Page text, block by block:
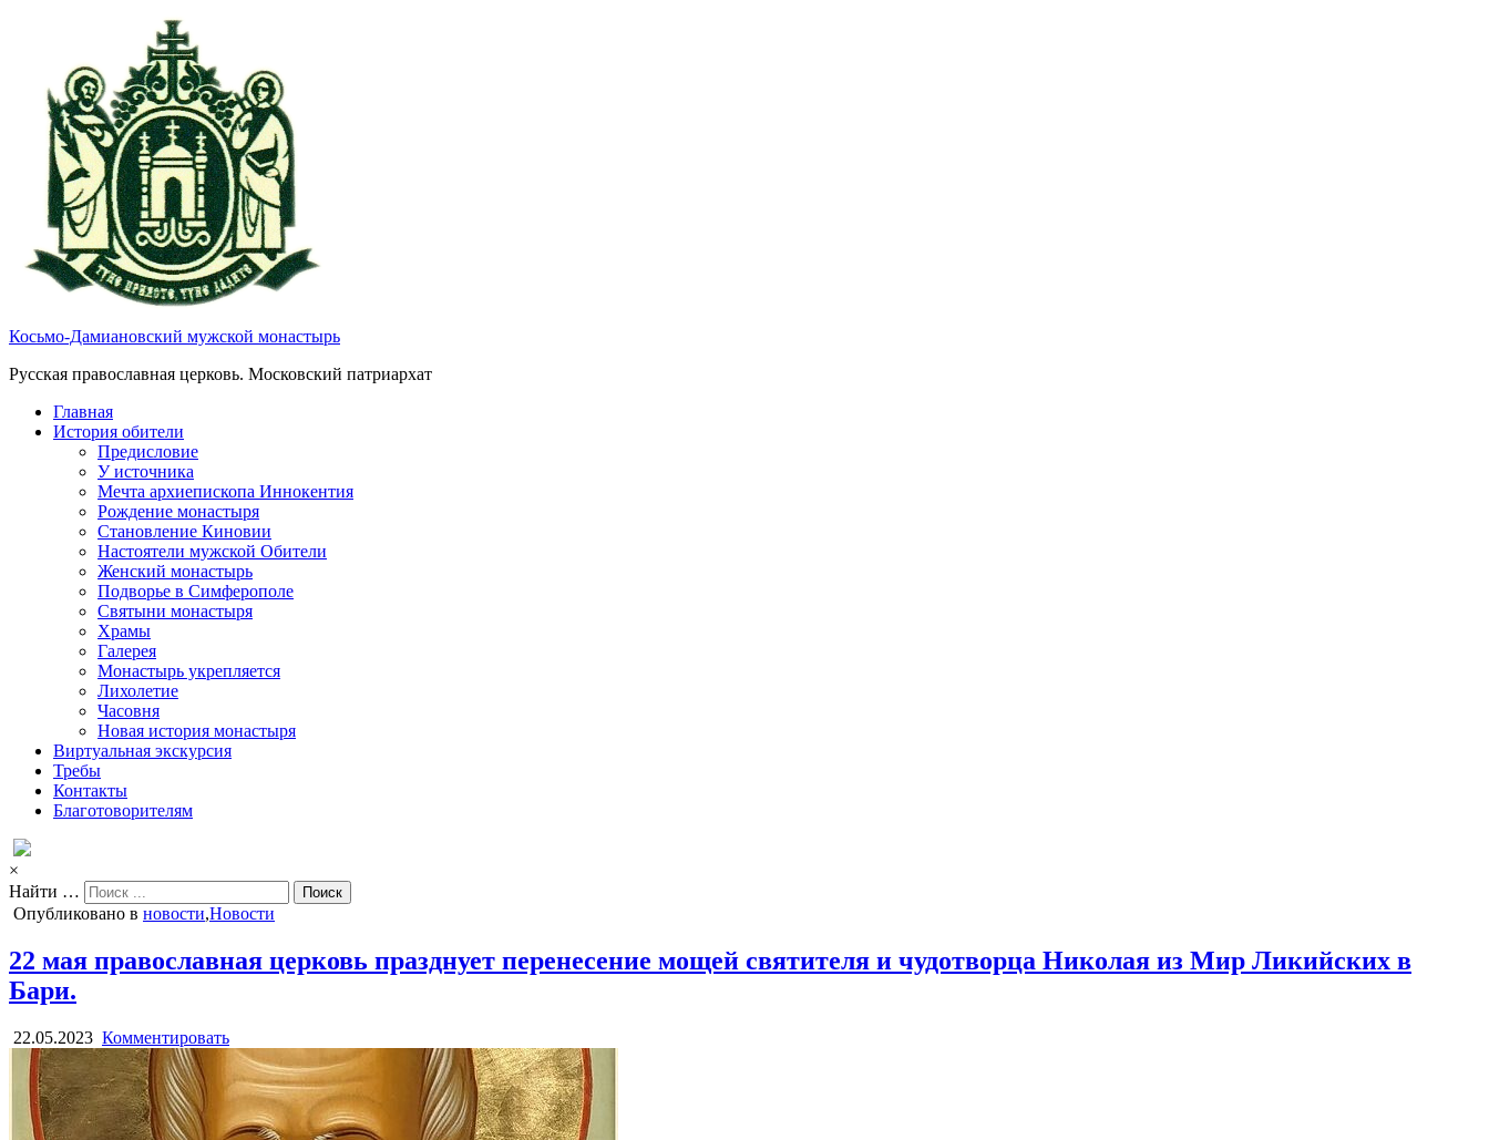
Косьмо-Дамиановский мужской монастырь
Русская православная церковь. Московский патриархат
Главная
История обители
Предисловие
У источника
Мечта архиепископа Иннокентия
Рождение монастыря
Становление Киновии
Настоятели мужской Обители
Женский монастырь
Подворье в Симферополе
Святыни монастыря
Храмы
Галерея
Монастырь укрепляется
Лихолетие
Часовня
Новая история монастыря
Виртуальная экскурсия
Требы
Контакты
Благотоворителям
×
Найти …
Опубликовано в новости,Новости
22 мая православная церковь празднует перенесение мощей святителя и чудотворца Николая из Мир Ликийских в
Бари.
22.05.2023 Комментировать